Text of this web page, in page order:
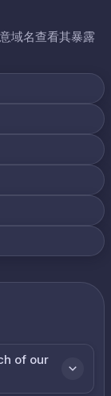
域名查看其暴露
of our